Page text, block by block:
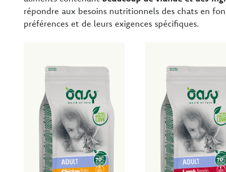
répondre aux besoins nutritionnels des chats en
préférences et de leurs exigences spécifiques.